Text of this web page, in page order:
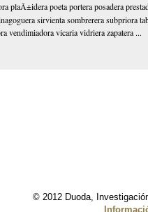
plaÃ±idera poeta portera posadera
sirvienta sombrerera subpriora
vendimiadora vicaria vidriera zapatera ...
© 2012 Duoda,